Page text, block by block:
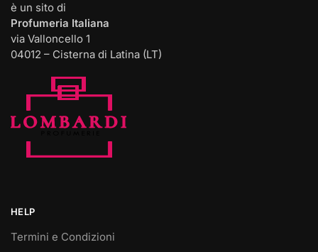
è un sito di
Profumeria Italiana
via Valloncello 1
04012 – Cisterna di Latina (LT)
HELP
Termini e Condizioni